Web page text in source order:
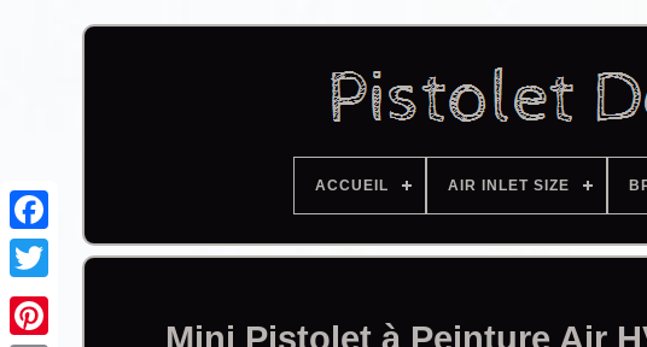
Facebook
ACCUEIL AIR INLET SIZE
Mini Pistolet à Peinture Air